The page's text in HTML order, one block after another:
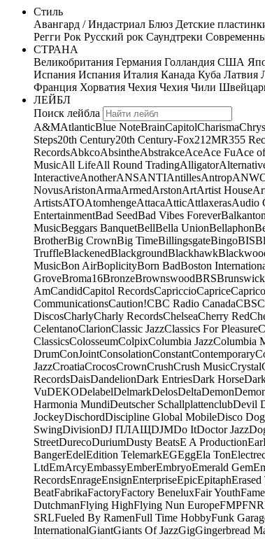
Стиль
Авангард / Индастриал Блюз Детские
Регги Рок Русский рок Саундтреки
СТРАНА
Великобритания Германия Голландия США
Испания Испания Италия Канада Куба Латвия
Франция Хорватия Чехия Чехия Чили
ЛЕЙБЛ
Поиск лейбла
A&MAtlanticBlue NoteBrainCapitolCharisma
Steps20th Century20th Century-Fox21 2MR355
RecordsAbkcoAbsintheAbstrakceAceAce FuAce
MusicAll LifeAll Round TradingAlligator
InteractiveAnotherANSANTIAntillesAntrop
NovusAristonArmaArmedArstonArtArtist House
ArtistsATOAtomhengeAttacaAtticAttlaxerasAudio
EntertainmentBad SeedBad Vibes ForeverBalkanton
MusicBeggars BanquetBellBella UnionBellaphon
BrotherBig CrownBig TimeBillingsgateBingoBIS
TruffleBlackenedBlackgroundBlackhawk
MusicBon AirBoplicityBorn BadBoston
GroveBroma16BronzeBrownswoodBRSBrunswick
AmCandidCapitol RecordsCapriccioCaprice
CommunicationsCaution!CBC Radio CanadaCBS
DiscosCharlyCharly RecordsChelseaCherry Red
CelentanoClarionClassic JazzClassics For Pleasure
ClassicsColosseumColpixColumbia JazzColumbia
DrumConJointConsolationConstantContemporary
JazzCroatiaCrocosCrownCrushCrush MusicCrystal
RecordsDaisDandelionDark EntriesDark Horse
VuDEKODelabelDelmarkDelosDeltaDemon
Harmonia MundiDeutscher SchallplattenclubDevil
JockeyDischordDiscipline Global MobileDisco
SwingDivisionDJ ПЛАЩDJMDo ItDoctor Jazz
StreetDurecoDuriumDusty BeatsE A ProductionEar
BangerEdelEdition TelemarkEGEggEla Ton
LtdEmArcyEmbassyEmberEmbryoEmerald Gem
RecordsEnrageEnsignEnterpriseEpicEpitaphErased
BeatFabrikaFactoryFactory BeneluxFair YouthFame
DutchmanFlying HighFlying Nun EuropeFMPFNR
SRLFueled By RamenFull Time HobbyFunk
InternationalGiantGiants Of JazzGigGingerbread